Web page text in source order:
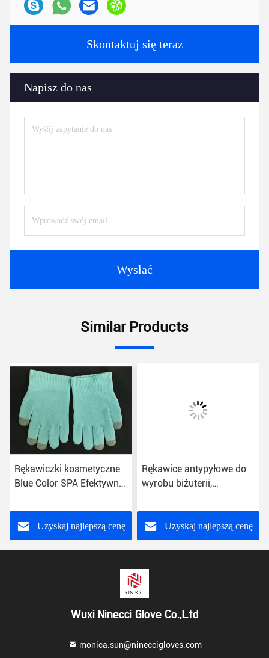
Skontaktuj się teraz
Napisz do nas
Wysłać
Similar Products
Rękawiczki kosmetyczne
Blue Color SPA Efektywnie
Uzyskaj najlepszą cenę
Rękawice antypyłowe do
wyrobu biżuterii,
biżuterii z sitodrukiem
Uzyskaj najlepszą cenę
Wuxi Ninecci Glove Co.,Ltd
monica.sun@nineccigloves.com